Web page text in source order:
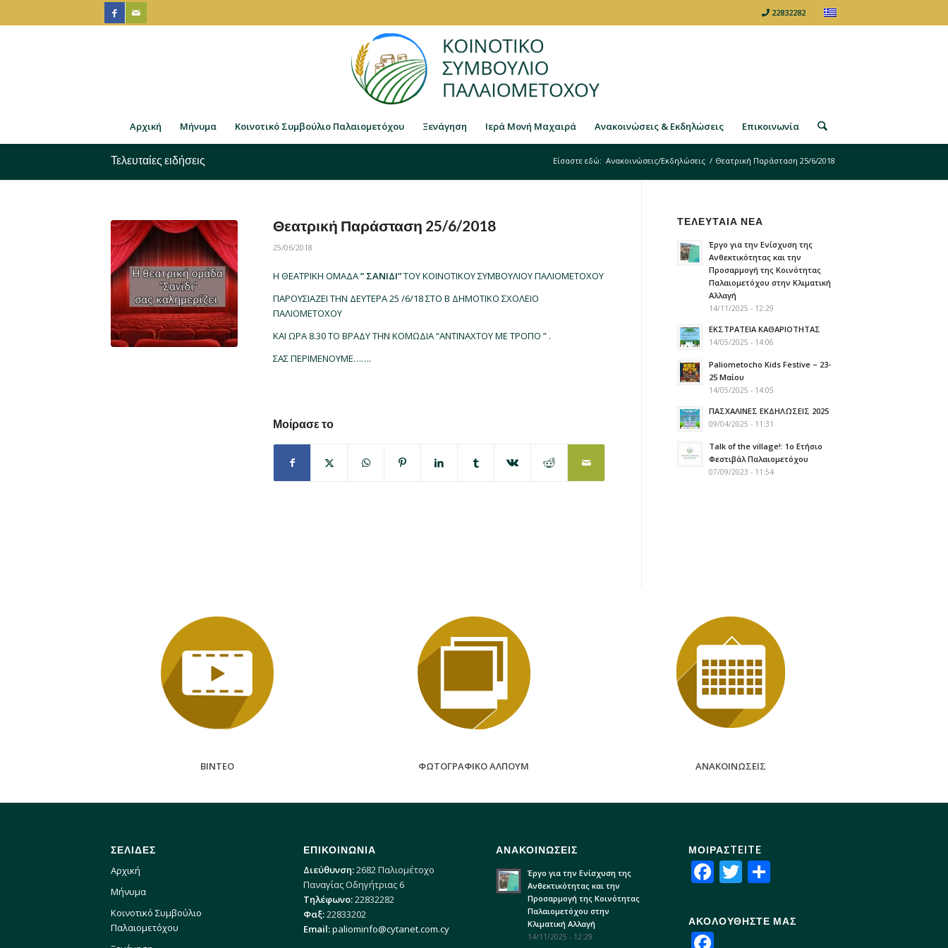
22832282
Αρχική Μήνυμα Κοινοτικό Συμβούλιο Παλαιομετόχου Ξενάγηση Ιερά Μονή Μαχαιρά Ανακοινώσεις & Εκδηλώσεις Επικοινωνία
Τελευταίες ειδήσεις Είσαστε εδώ: Ανακοινώσεις/Εκδηλώσεις / Θεατρική Παράσταση 25/6/2018
Θεατρική Παράσταση 25/6/2018
25/06/2018
Η ΘΕΑΤΡΙΚΗ ΟΜΑΔΑ” ΣΑΝΙΔΙ”ΤΟΥ ΚΟΙΝΟΤΙΚΟΥ ΣΥΜΒΟΥΛΙΟΥ ΠΑΛΙΟΜΕΤΟΧΟΥ
ΠΑΡΟΥΣΙΑΖΕΙ ΤΗΝ ΔΕΥΤΕΡΑ 25 /6/18 ΣΤΟ Β ΔΗΜΟΤΙΚΟ ΣΧΟΛΕΙΟ
ΠΑΛΙΟΜΕΤΟΧΟΥ
ΚΑΙ ΩΡΑ 8.30 ΤΟ ΒΡΑΔΥ ΤΗΝ ΚΟΜΩΔΙΑ “ΑΝΤΙΝΑΧΤΟΥ ΜΕ ΤΡΟΠΟ ” .
ΣΑΣ ΠΕΡΙΜΕΝΟΥΜΕ…….
Μοίρασε το
ΤΕΛΕΥΤΑΙΑ ΝΕΑ
Έργο για την Ενίσχυση της
Ανθεκτικότητας και την
Προσαρμογή της Κοινότητας
Παλαιομετόχου στην Κλιματική
Αλλαγή
14/11/2025 - 12:29
ΕΚΣΤΡΑΤΕΙΑ ΚΑΘΑΡΙΟΤΗΤΑΣ
14/05/2025 - 14:06
Paliometocho Kids Festive – 23-
25 Μαίου
14/05/2025 - 14:05
ΠΑΣΧΑΛΙΝΕΣ ΕΚΔΗΛΩΣΕΙΣ 2025
09/04/2025 - 11:31
Talk of the village!: 1ο Ετήσιο
Φεστιβάλ Παλαιομετόχου
07/09/2023 - 11:54
BINTEO ΦΩΤΟΓΡΑΦΙΚΟ ΑΛΠΟΥΜ ΑΝΑΚΟΙΝΩΣΕΙΣ
ΣΕΛΙΔΕΣ
Αρχική
Μήνυμα
Κοινοτικό Συμβούλιο
Παλαιομετόχου
ΕΠΙΚΟΙΝΩΝΙΑ
Διεύθυνση:2682 Παλιομέτοχο
Παναγίας Οδηγήτριας 6
Τηλέφωνο:22832282
Φαξ:22833202
Email:paliominfo@cytanet.com.cy
ΑΝΑΚΟΙΝΩΣΕΙΣ
Έργο για την Ενίσχυση της
Ανθεκτικότητας και την
Προσαρμογή της Κοινότητας
Παλαιομετόχου στην
Κλιματική Αλλαγή
14/11/2025 - 12:29
ΜΟΙΡΑΣTEITE
Facebook
Twitter
Share
ΑΚΟΛΟΥΘΗΣΤΕ ΜΑΣ